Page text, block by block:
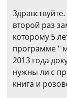
второй раз
которому 5
программе "
2013 года
нужны ли с
книга и